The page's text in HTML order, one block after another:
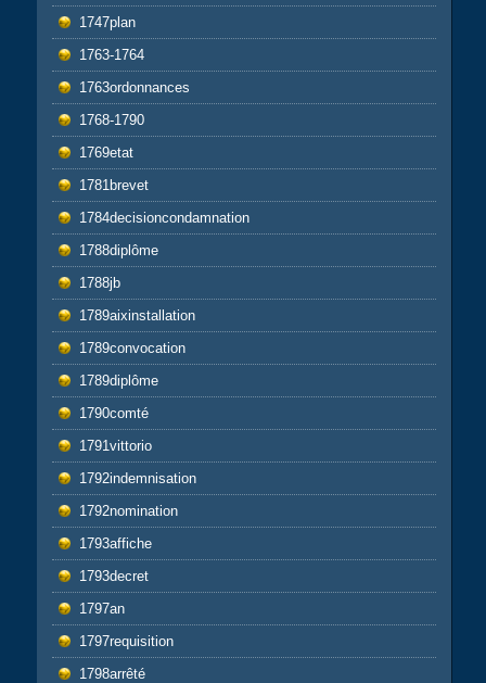
1747plan
1763-1764
1763ordonnances
1768-1790
1769etat
1781brevet
1784decisioncondamnation
1788diplôme
1788jb
1789aixinstallation
1789convocation
1789diplôme
1790comté
1791vittorio
1792indemnisation
1792nomination
1793affiche
1793decret
1797an
1797requisition
1798arrêté